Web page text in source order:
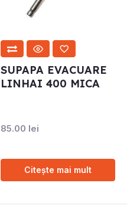
SUPAPA EVACUARE
LINHAI 400 MICA
85.00 lei
Citește mai mult